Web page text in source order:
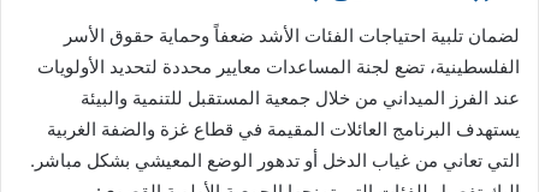
لضمان تلبية احتياجات الفئات الأشد ضعفاً وحماية حقوق الأسر
الفلسطينية، تضع لجنة المساعدات معايير محددة لتحديد الأولويات
عند الفرز الميداني من خلال جمعية المستقبل للتنمية والبيئة
يستهدف البرنامج العائلات المقيمة في قطاع غزة والضفة الغربية
التي تعاني من غياب الدخل أو تدهور الوضع المعيشي بشكل مباشر.